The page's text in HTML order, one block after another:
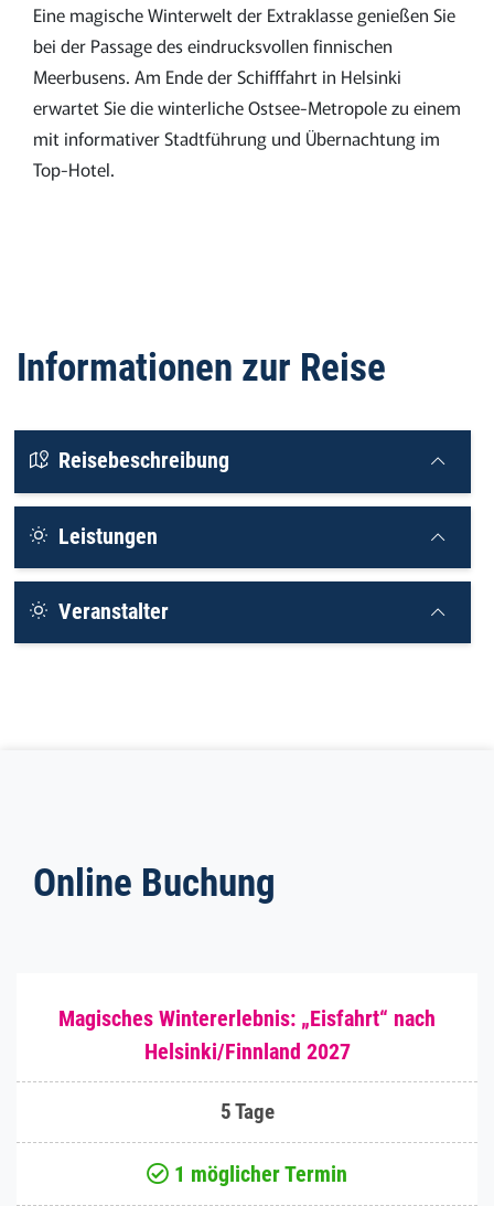
Eine magische Winterwelt der Extraklasse genießen Sie
bei der Passage des eindrucksvollen finnischen
Meerbusens. Am Ende der Schifffahrt in Helsinki
erwartet Sie die winterliche Ostsee-Metropole zu einem
mit informativer Stadtführung und Übernachtung im
Top-Hotel.
Informationen zur Reise
Reisebeschreibung
Leistungen
Veranstalter
Online Buchung
Magisches Wintererlebnis: „Eisfahrt“ nach
Helsinki/Finnland 2027
5 Tage
1 möglicher Termin